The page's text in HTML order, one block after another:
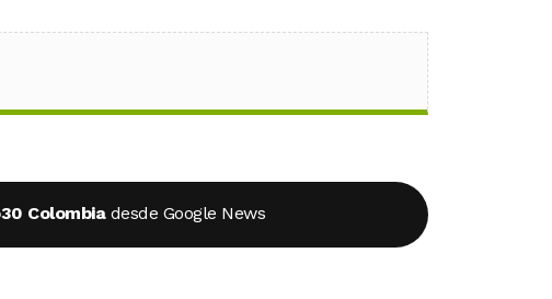
Colombia desde Google News